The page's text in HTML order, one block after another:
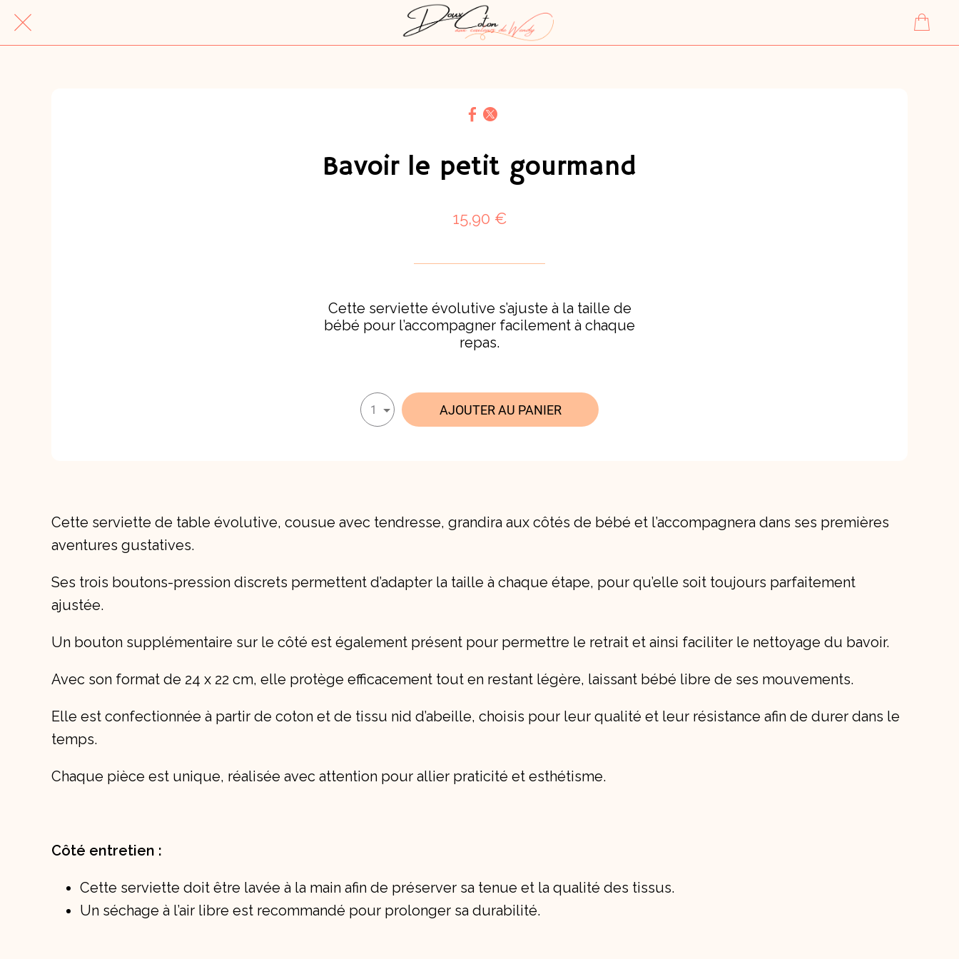
Bavoir le petit gourmand
15,90 €
Cette serviette évolutive s’ajuste à la taille de
bébé pour l’accompagner facilement à chaque
repas.
1 AJOUTER AU PANIER
Cette serviette de table évolutive, cousue avec tendresse, grandira aux côtés de bébé et l’accompagnera dans ses premières
aventures gustatives.
Ses trois boutons-pression discrets permettent d’adapter la taille à chaque étape, pour qu’elle soit toujours parfaitement
ajustée.
Un bouton supplémentaire sur le côté est également présent pour permettre le retrait et ainsi faciliter le nettoyage du bavoir.
Avec son format de 24 x 22 cm, elle protège efficacement tout en restant légère, laissant bébé libre de ses mouvements.
Elle est confectionnée à partir de coton et de tissu nid d’abeille, choisis pour leur qualité et leur résistance afin de durer dans le
temps.
Chaque pièce est unique, réalisée avec attention pour allier praticité et esthétisme.
Côté entretien :
Cette serviette doit être lavée à la main afin de préserver sa tenue et la qualité des tissus.
Un séchage à l’air libre est recommandé pour prolonger sa durabilité.